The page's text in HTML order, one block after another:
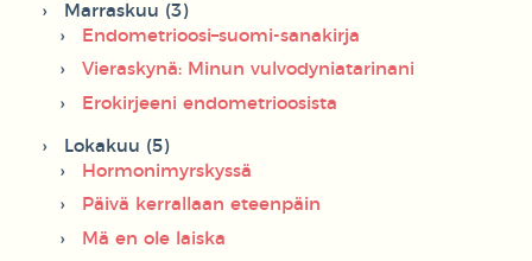
Marraskuu (3)
Endometrioosi–suomi-sanakirja
Vieraskynä: Minun vulvodyniatarinani
Erokirjeeni endometrioosista
Lokakuu (5)
Hormonimyrskyssä
Päivä kerrallaan eteenpäin
Mä en ole laiska